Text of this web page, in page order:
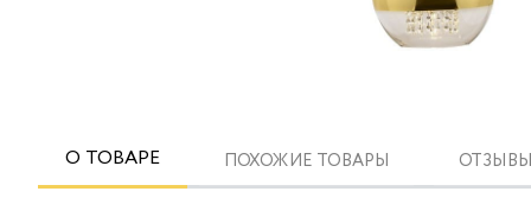
О ТОВАРЕ ПОХОЖИЕ ТОВАРЫ